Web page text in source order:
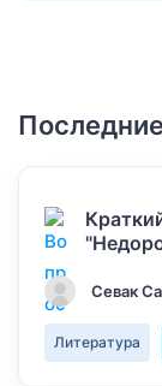
Севак
Литература